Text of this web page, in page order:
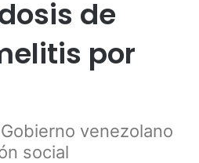
de
por
venezolano
social